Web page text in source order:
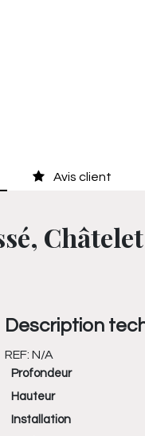
Avis client
Description
REF: N/A
Profondeur
Hauteur
Installation